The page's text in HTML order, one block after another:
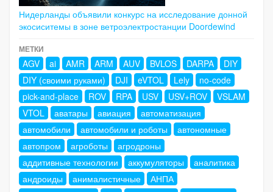
Нидерланды объявили конкурс на исследование донной
экосиситемы в зоне ветроэлектростанции Doordewind
МЕТКИ
AGV ai AMR ARM AUV BVLOS DARPA
DIY
DIY (своими руками)
DJI eVTOL Lely
no-code
pick-and-place
ROV RPA USV USV+ROV
VSLAM
VTOL
аватары авиация
автоматизация
автомобили
автомобили и роботы
автономные
автопром
агроботы
агродроны
аддитивные технологии
аккумуляторы
аналитика
андроиды
анималистичные
АНПА